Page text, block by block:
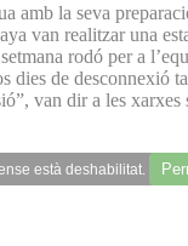
amb la seva
van realitzar una
rodó per a
dies de desconnexió
van dir a les xarxes
està deshabilitat.